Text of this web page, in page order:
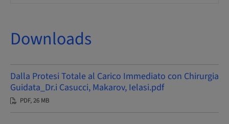
Downloads
Dalla Protesi Totale al Carico Immediato con Chirurgia
Guidata_Dr.i Casucci, Makarov, Ielasi.pdf
PDF, 26 MB